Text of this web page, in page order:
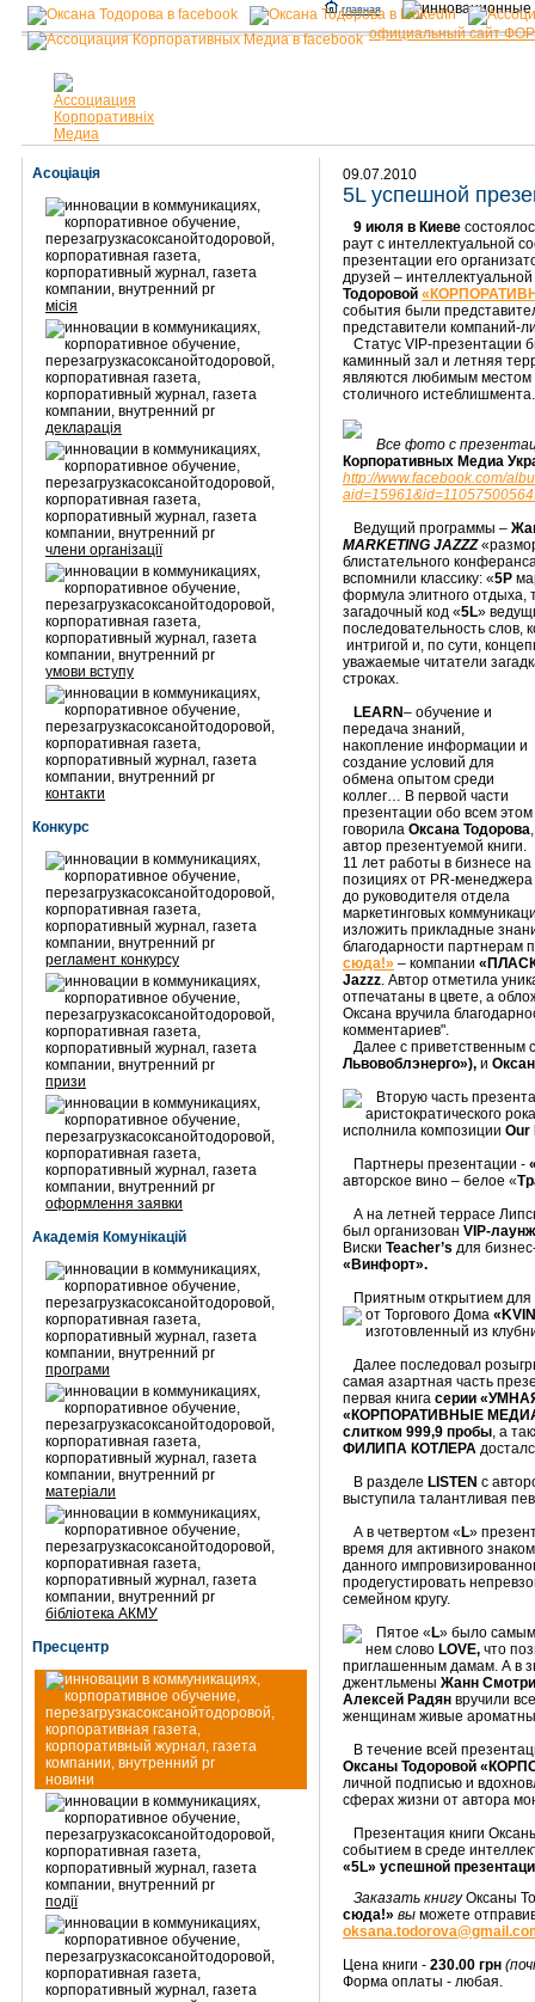
официальный сайт
главная
Асоціація
місія
декларація
члени організації
умови вступу
контакти
Конкурс
регламент конкурсу
призи
оформлення заявки
Академія Комунікацій
програми
матеріали
бібліотека АКМУ
Пресцентр
новини
події
09.07.2010
5L успешной
9 июля в Киеве
раут с интеллектуальной
презентации его
друзей –
Тодоровой
события были
представители компаний-
Статус VIP-презентации
каминный зал и летняя
являются любимым местом
столичного
Все фото с
Корпоративных Медиа
http://www.facebook.com/
Ведущий программы –
MARKETING JAZZZ
блистательного
вспомнили классику: «5P
формула элитного отдыха,
загадочный код «5L»
последовательность слов,
интригой и, по сути,
уважаемые читатели
строках.
LEARN– обучение и
передача знаний,
накопление информации и
создание условий для
обмена опытом среди
коллег… В первой части
презентации обо всем этом
говорила Оксана Тодорова,
автор презентуемой книги.
11 лет работы в бизнесе на
позициях от PR-менеджера
до руководителя отдела
маркетинговых
изложить прикладные
благодарности партнерам
сюда!» – компании
Jazzz. Автор отметила
отпечатаны в цвете, а
Оксана вручила
комментариев".
Далее с приветственным
Львовоблэнерго»), и
Вторую часть
аристократического
исполнила композиции Our
Партнеры презентации -
авторское вино – белое «
А на летней террасе
был организован VIP-лаунж
Виски Teacher’s для
«Винфорт».
Приятным открытием для
от Торгового Дома «
изготовленный из
Далее последовал
самая азартная часть
первая книга серии
«КОРПОРАТИВНЫЕ
слитком 999,9 пробы, а
ФИЛИПА КОТЛЕРА
В разделе LISTEN с
выступила талантливая
А в четвертом « L»
время для активного
данного
продегустировать
семейном кругу.
Пятое « L» было
нем слово LOVE, что
приглашенным дамам. А в
джентльмены Жанн
Алексей Радян вручили
женщинам живые
В течение всей
Оксаны Тодоровой
личной подписью и
сферах жизни от автора
Презентация книги
событием в среде
«5L» успешной
Заказать книгуОксаны
сюда!» вы можете
Цена книги - 230.00 грн
Форма оплаты - любая.